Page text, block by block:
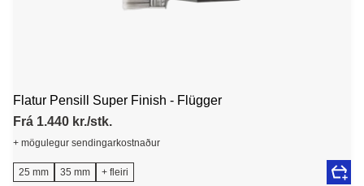
Flatur Pensill Super Finish - Flügger
Frá 1.440 kr./stk.
+ mögulegur sendingarkostnaður
25 mm 35 mm + fleiri